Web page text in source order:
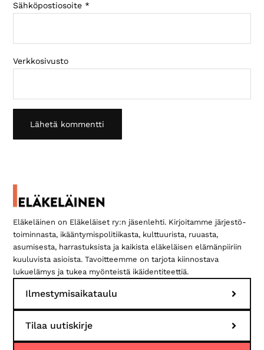
Sähköpostiosoite *
Verkkosivusto
Ensisijainen
sivupalkki
Eläkeläinen on Eläkeläiset ry:n jäsenlehti. Kirjoitamme järjestö­
toiminnasta, ikääntymis­politiikasta, kulttuurista, ruuasta,
asumisesta, harrastuksista ja kaikista eläkeläisen elämän­piiriin
kuuluvista asioista. Tavoitteemme on tarjota kiinnostava
lukuelämys ja tukea myönteistä ikäidentiteettiä.
Ilmestymisaikataulu
Tilaa uutiskirje